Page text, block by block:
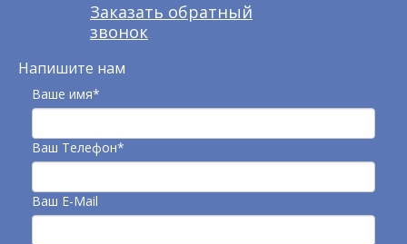
Заказать обратный
звонок
Напишите нам
Ваше имя*
Ваш Телефон*
Ваш E-Mail